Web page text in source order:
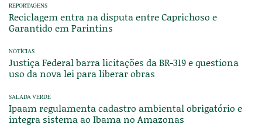
REPORTAGENS
Reciclagem entra na disputa entre Caprichoso e
Garantido em Parintins
NOTÍCIAS
Justiça Federal barra licitações da BR-319 e questiona
uso da nova lei para liberar obras
SALADA VERDE
Ipaam regulamenta cadastro ambiental obrigatório e
integra sistema ao Ibama no Amazonas